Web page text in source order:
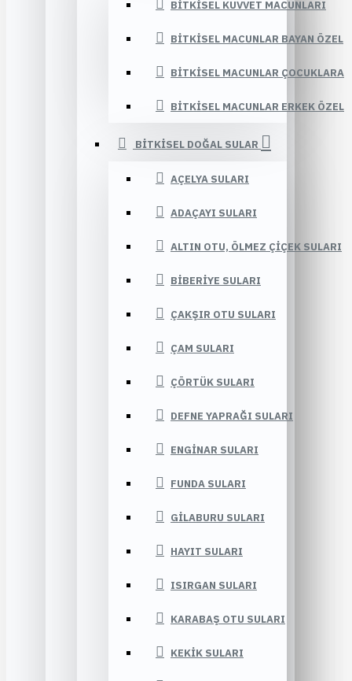
BITKISEL KUVVET MACUNLARI
BITKISEL MACUNLAR BAYAN ÖZEL
BITKISEL MACUNLAR ÇOCUKLARA
BITKISEL MACUNLAR ERKEK ÖZEL
BITKISEL DOĞAL SULAR
AÇELYA SULARI
ADAÇAYI SULARI
ALTIN OTU, ÖLMEZ ÇIÇEK SULARI
BIBERIYE SULARI
ÇAKŞIR OTU SULARI
ÇAM SULARI
ÇÖRTÜK SULARI
DEFNE YAPRAĞI SULARI
ENGINAR SULARI
FUNDA SULARI
GILABURU SULARI
HAYIT SULARI
ISIRGAN SULARI
KARABAŞ OTU SULARI
KEKIK SULARI